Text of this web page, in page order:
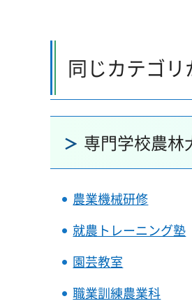
同じカテゴリ
専門学校農林
農業機械研修
就農トレーニング塾
園芸教室
職業訓練農業科